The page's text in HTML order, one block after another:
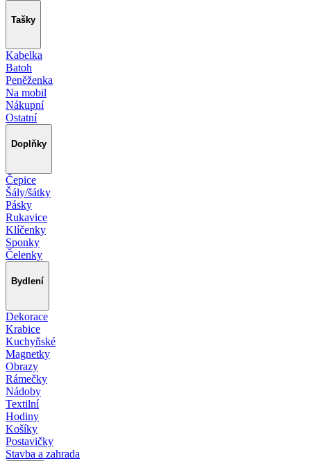
Tašky
Kabelka
Batoh
Peněženka
Na mobil
Nákupní
Ostatní
Doplňky
Čepice
Šály/šátky
Pásky
Rukavice
Klíčenky
Sponky
Čelenky
Bydlení
Dekorace
Krabice
Kuchyňské
Magnetky
Obrazy
Rámečky
Nádoby
Textilní
Hodiny
Košíky
Postavičky
Stavba a zahrada